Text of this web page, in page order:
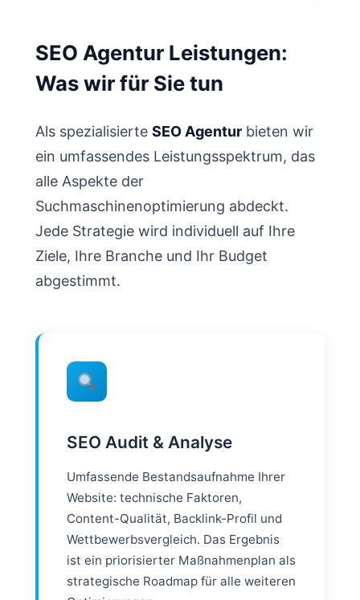
SEO Agentur Leistungen:
Was wir für Sie tun
Als spezialisierte SEO Agentur bieten wir
ein umfassendes Leistungsspektrum, das
alle Aspekte der
Suchmaschinenoptimierung abdeckt.
Jede Strategie wird individuell auf Ihre
Ziele, Ihre Branche und Ihr Budget
abgestimmt.
SEO Audit & Analyse
Umfassende Bestandsaufnahme Ihrer
Website: technische Faktoren,
Content-Qualität, Backlink-Profil und
Wettbewerbsvergleich. Das Ergebnis
ist ein priorisierter Maßnahmenplan als
strategische Roadmap für alle weiteren